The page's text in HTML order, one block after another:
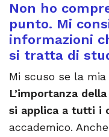
Non ho
punto. Mi
informazioni
si tratta di
Mi scuso se la
L’importanza
si applica a tutti i
accademico.